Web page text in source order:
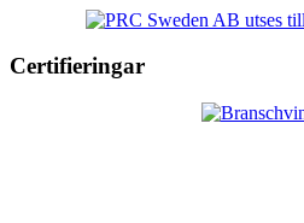
Certifieringar